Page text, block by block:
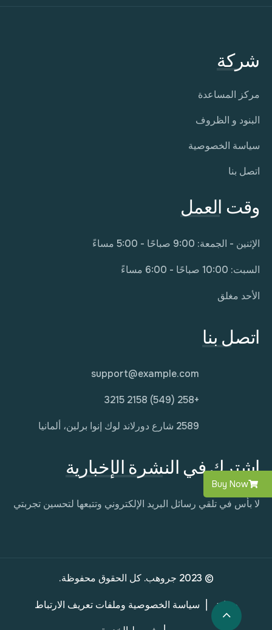
شركة
مركز المساعدة
البنود و الظروف
سياسة الخصوصية
اتصل بنا
وقت العمل
الإثنين - الجمعة: 9:00 صباحًا - 5:00 مساءً
السبت: 10:00 صباحًا - 6:00 مساءً
الأحد مغلق
اتصل بنا
support@example.com
+258 (549) 2158 3215
2589 شارع دورلاند لوك إنوا برلين، ألمانيا
اشترك في النشرة الإخبارية
لا بأس في تلقي رسائل البريد الإلكتروني وتتبعها لتحسين تجربتي
© 2023 جروهب. كل الحقوق محفوظة.
حماية
سياسة الخصوصية وملفات تعريف الارتباط
Buy Now